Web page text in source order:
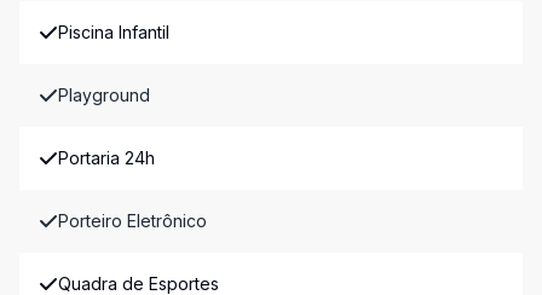
Piscina Infantil
Playground
Portaria 24h
Porteiro Eletrônico
Quadra de Esportes